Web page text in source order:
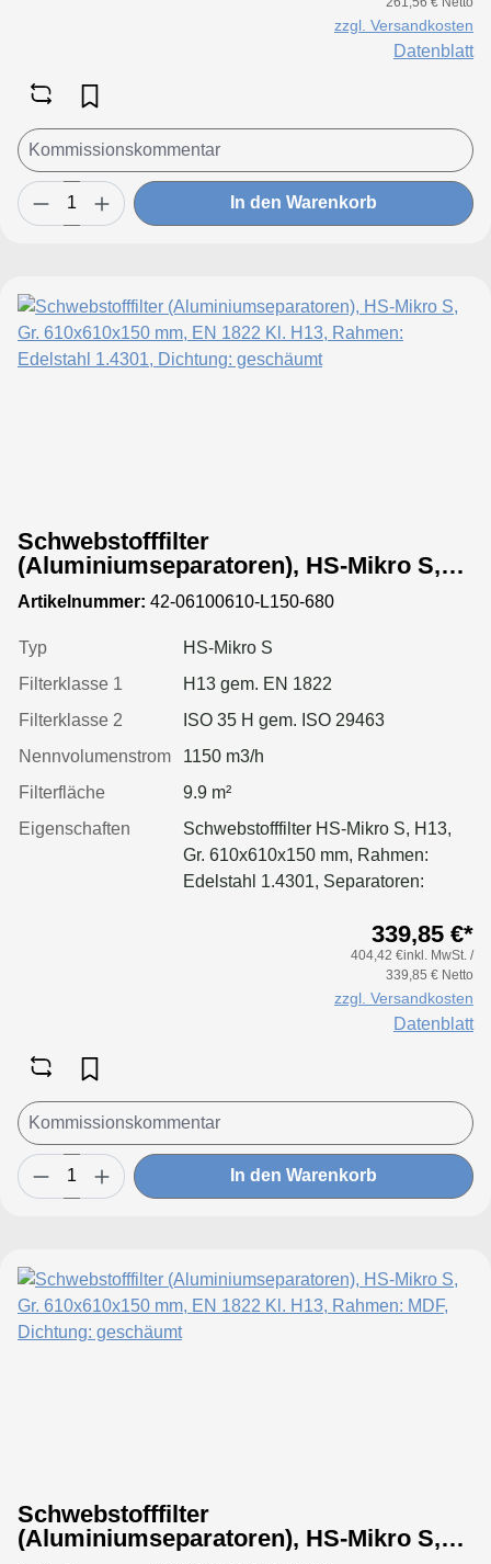
zzgl. Versandkosten
Datenblatt
In den Warenkorb
Schwebstofffilter
(Aluminiumseparatoren), HS-Mikro S,
Gr. 610x610x150 mm, EN 1822 Kl. H13,
Rahmen: Edelstahl 1.4301, Dichtung:
geschäumt
Artikelnummer: 42-06100610-L150-680
Typ
HS-Mikro S
Filterklasse 1
H13 gem. EN 1822
Filterklasse 2
ISO 35 H gem. ISO 29463
Nennvolumenstrom
1150 m3/h
Filterfläche
9.9 m²
Eigenschaften
Schwebstofffilter HS-Mikro S, H13,
Gr. 610x610x150 mm, Rahmen:
Edelstahl 1.4301, Separatoren:
339,85 €*
404,42 €inkl. MwSt. /
339,85 € Netto
zzgl. Versandkosten
Datenblatt
In den Warenkorb
Schwebstofffilter
(Aluminiumseparatoren), HS-Mikro S,